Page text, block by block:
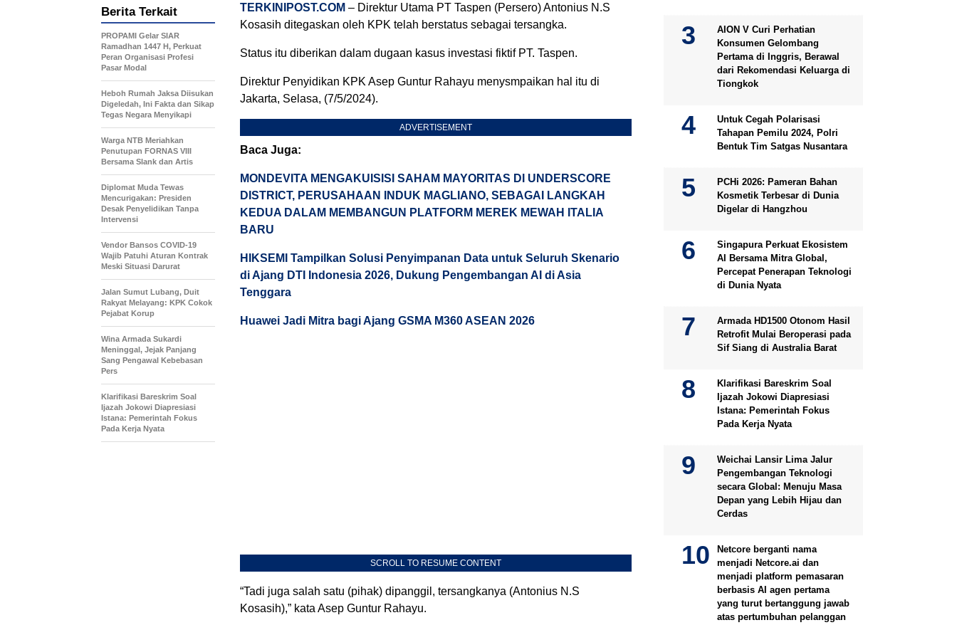
TERKINIPOST.COM – Direktur Utama PT Taspen (Persero) Antonius N.S
Kosasih ditegaskan oleh KPK telah berstatus sebagai tersangka.
Status itu diberikan dalam dugaan kasus investasi fiktif PT. Taspen.
Direktur Penyidikan KPK Asep Guntur Rahayu menysmpaikan hal itu di
Jakarta, Selasa, (7/5/2024).
ADVERTISEMENT
Baca Juga:
MONDEVITA MENGAKUISISI SAHAM MAYORITAS DI UNDERSCORE
DISTRICT, PERUSAHAAN INDUK MAGLIANO, SEBAGAI LANGKAH
KEDUA DALAM MEMBANGUN PLATFORM MEREK MEWAH ITALIA
BARU
HIKSEMI Tampilkan Solusi Penyimpanan Data untuk Seluruh Skenario
di Ajang DTI Indonesia 2026, Dukung Pengembangan AI di Asia
Tenggara
Huawei Jadi Mitra bagi Ajang GSMA M360 ASEAN 2026
SCROLL TO RESUME CONTENT
“Tadi juga salah satu (pihak) dipanggil, tersangkanya (Antonius N.S
Kosasih),” kata Asep Guntur Rahayu.
Berita Terkait
PROPAMI Gelar SIAR
Ramadhan 1447 H, Perkuat
Peran Organisasi Profesi
Pasar Modal
Heboh Rumah Jaksa Diisukan
Digeledah, Ini Fakta dan Sikap
Tegas Negara Menyikapi
Warga NTB Meriahkan
Penutupan FORNAS VIII
Bersama Slank dan Artis
Diplomat Muda Tewas
Mencurigakan: Presiden
Desak Penyelidikan Tanpa
Intervensi
Vendor Bansos COVID-19
Wajib Patuhi Aturan Kontrak
Meski Situasi Darurat
Jalan Sumut Lubang, Duit
Rakyat Melayang: KPK Cokok
Pejabat Korup
Wina Armada Sukardi
Meninggal, Jejak Panjang
Sang Pengawal Kebebasan
Pers
Klarifikasi Bareskrim Soal
Ijazah Jokowi Diapresiasi
Istana: Pemerintah Fokus
Pada Kerja Nyata
AION V Curi Perhatian
Konsumen Gelombang
Pertama di Inggris, Berawal
dari Rekomendasi Keluarga di
Tiongkok
Untuk Cegah Polarisasi
Tahapan Pemilu 2024, Polri
Bentuk Tim Satgas Nusantara
PCHi 2026: Pameran Bahan
Kosmetik Terbesar di Dunia
Digelar di Hangzhou
Singapura Perkuat Ekosistem
AI Bersama Mitra Global,
Percepat Penerapan Teknologi
di Dunia Nyata
Armada HD1500 Otonom Hasil
Retrofit Mulai Beroperasi pada
Sif Siang di Australia Barat
Klarifikasi Bareskrim Soal
Ijazah Jokowi Diapresiasi
Istana: Pemerintah Fokus
Pada Kerja Nyata
Weichai Lansir Lima Jalur
Pengembangan Teknologi
secara Global: Menuju Masa
Depan yang Lebih Hijau dan
Cerdas
Netcore berganti nama
menjadi Netcore.ai dan
menjadi platform pemasaran
berbasis AI agen pertama
yang turut bertanggung jawab
atas pertumbuhan pelanggan